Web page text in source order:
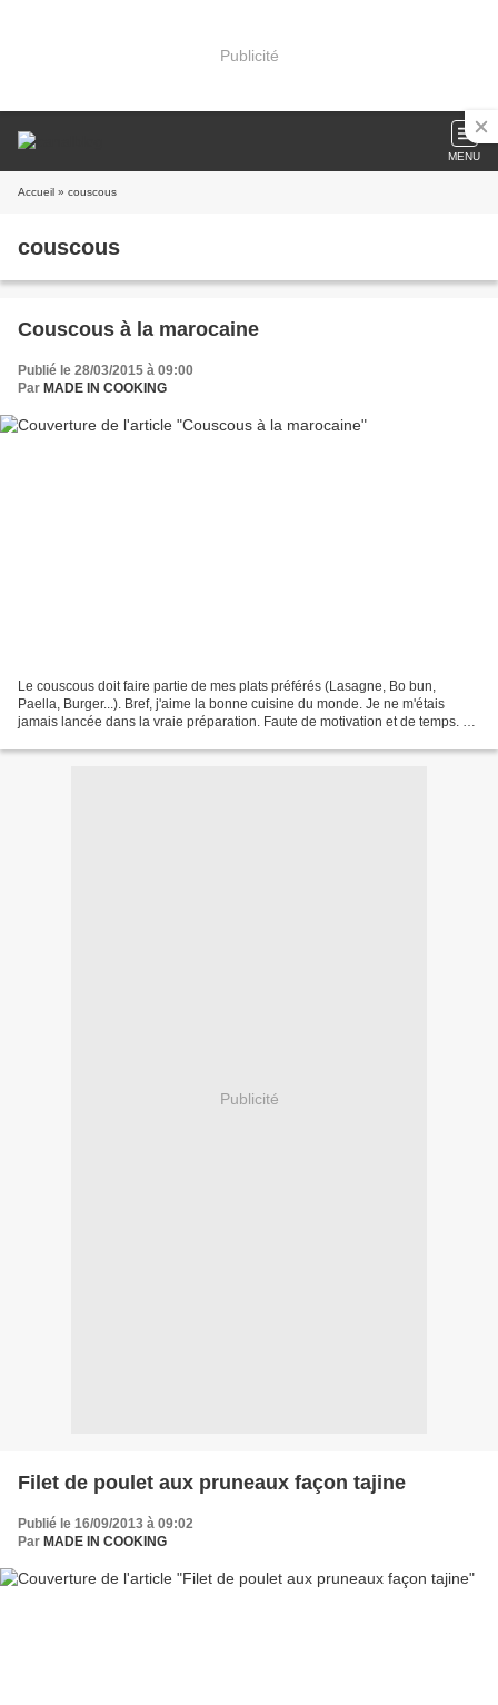
Publicité
MENU
Accueil » couscous
couscous
Couscous à la marocaine
Publié le 28/03/2015 à 09:00
Par MADE IN COOKING
Le couscous doit faire partie de mes plats préférés (Lasagne, Bo bun,
Paella, Burger...). Bref, j'aime la bonne cuisine du monde. Je ne m'étais
jamais lancée dans la vraie préparation. Faute de motivation et de temps. Je
Publicité
Filet de poulet aux pruneaux façon tajine
Publié le 16/09/2013 à 09:02
Par MADE IN COOKING